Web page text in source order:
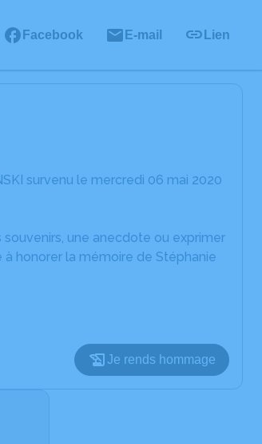
Facebook E-mail Lien
survenu le mercredi 06 mai 2020
une anecdote ou exprimer
honorer la mémoire de Stéphanie
Je rends hommage